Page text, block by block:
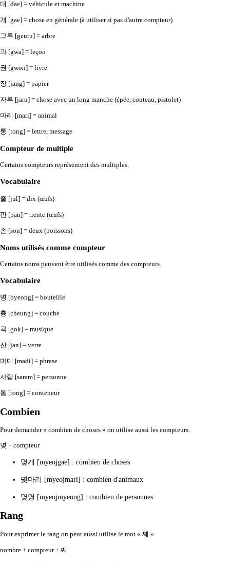
대 [dae] = véhicule et machine
개 [gae] = chose en générale (à utiliser si pas d'autre compteur)
그루 [geuru] = arbre
과 [gwa] = leçon
권 [gwon] = livre
장 [jang] = papier
자루 [jaru] = chose avec un long manche (épée, couteau, pistolet)
마리 [mari] = animal
통 [tong] = lettre, message
Compteur de multiple
Certains compteurs représentent des multiples.
Vocabulaire
줄 [jul] = dix (œufs)
판 [pan] = trente (œufs)
손 [son] = deux (poissons)
Noms utilisés comme compteur
Certains noms peuvent être utilisés comme des compteurs.
Vocabulaire
병 [byeong] = bouteille
층 [cheung] = couche
곡 [gok] = musique
잔 [jan] = verre
마디 [madi] = phrase
사람 [saram] = personne
통 [tong] = conteneur
Combien
Pour demander « combien de choses » on utilise aussi les compteurs.
몆 + compteur
몆개 [myeojgae] : combien de choses
몆마리 [myeojmari] : combien d'animaux
몆명 [myeojmyeong] : combien de personnes
Rang
Pour exprimer le rang on peut aussi utilise le mot « 째 »
nombre + compteur + 째